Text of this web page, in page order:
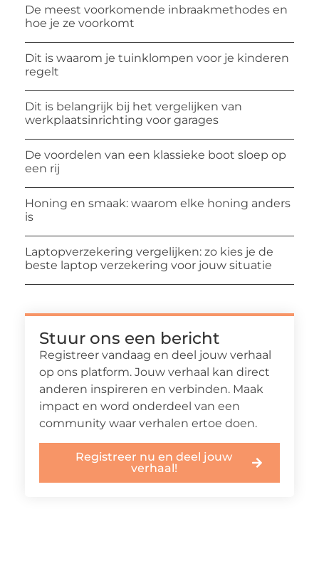
De meest voorkomende inbraakmethodes en
hoe je ze voorkomt
Dit is waarom je tuinklompen voor je kinderen
regelt
Dit is belangrijk bij het vergelijken van
werkplaatsinrichting voor garages
De voordelen van een klassieke boot sloep op
een rij
Honing en smaak: waarom elke honing anders
is
Laptopverzekering vergelijken: zo kies je de
beste laptop verzekering voor jouw situatie
Stuur ons een bericht
Registreer vandaag en deel jouw verhaal
op ons platform. Jouw verhaal kan direct
anderen inspireren en verbinden. Maak
impact en word onderdeel van een
community waar verhalen ertoe doen.
Registreer nu en deel jouw
verhaal!